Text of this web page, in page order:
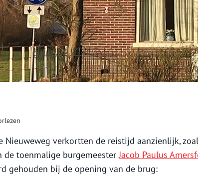
Nieuweweg verkortten de reistijd aanzienlijk,
de toenmalige burgemeesterJacob Paulus
gehouden bij de opening van de brug: